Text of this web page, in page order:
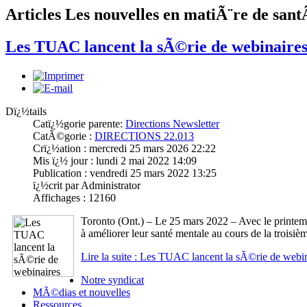
Articles Les nouvelles en matiÃ¨re de
Les TUAC lancent la sÃ©rie de
Dï¿½tails
Catï¿½gorie parente: Directions Newsletter
CatÃ©gorie : DIRECTIONS 22.013
Crï¿½ation : mercredi 25 mars 2026 22:22
Mis ï¿½ jour : lundi 2 mai 2022 14:09
Publication : vendredi 25 mars 2022 13:25
ï¿½crit par Administrator
Affichages : 12160
Toronto (Ont.) – Le 25 mars 2022 – Avec le
à améliorer leur santé mentale au cours de la
Lire la suite : Les TUAC lancent la sÃ©rie de
Notre syndicat
MÃ©dias et nouvelles
Ressources